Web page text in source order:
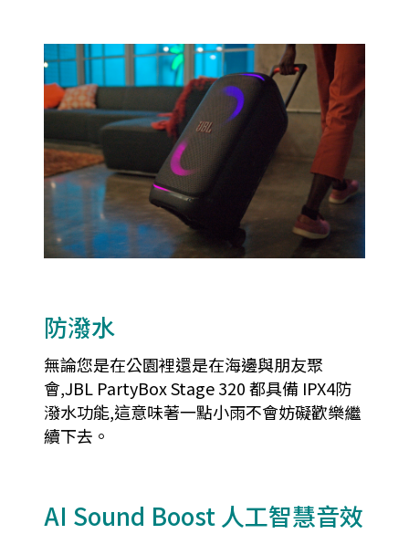
防潑水
無論您是在公園裡還是在海邊與朋友聚
會,JBL PartyBox Stage 320 都具備 IPX4防
潑水功能,這意味著一點小雨不會妨礙歡樂繼
續下去。
AI Sound Boost 人工智慧音效